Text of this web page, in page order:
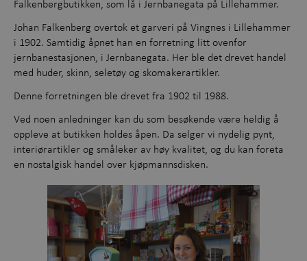
Opplevelser gjennom året
+
Kunnskap og læring +
Utforsk samlingene
Om Maihaugen
Falkenbergbutikken, som lå i Jernbanegata på Lillehammer.
Johan Falkenberg overtok et garveri på Vingnes i Lillehammer
i 1902. Samtidig åpnet han en forretning litt ovenfor
jernbanestasjonen, i Jernbanegata. Her ble det drevet handel
med huder, skinn, seletøy og skomakerartikler.
Denne forretningen ble drevet fra 1902 til 1988.
Ved noen anledninger kan du som besøkende være heldig å
oppleve at butikken holdes åpen. Da selger vi nydelig pynt,
interiørartikler og småleker av høy kvalitet, og du kan foreta
en nostalgisk handel over kjøpmannsdisken.